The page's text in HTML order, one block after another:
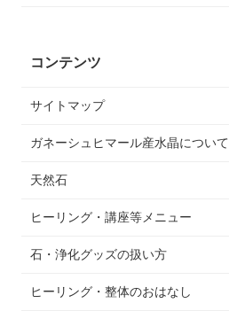
コンテンツ
サイトマップ
ガネーシュヒマール産水晶について
天然石
ヒーリング・講座等メニュー
石・浄化グッズの扱い方
ヒーリング・整体のおはなし